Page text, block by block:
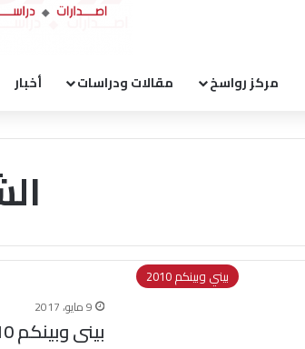
مركز رواسخ مقالات ودراسات أخبار
بيني وبينكم 2010
9 مايو، 2017
بينى وبينكم 2010 الحلقة الرابعة عشر الشر